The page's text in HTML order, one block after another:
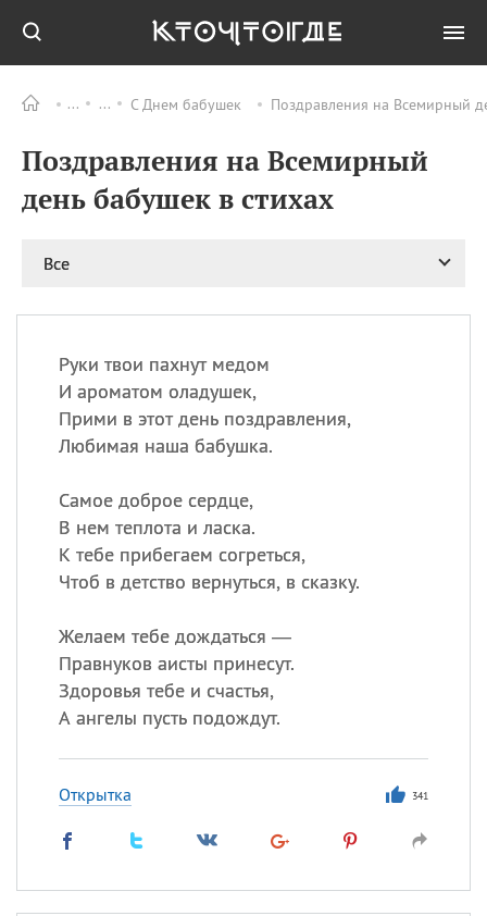
С Днем бабушек Поздравления на Всемирный
Поздравления на Всемирный
день бабушек в стихах
Все
Руки твои пахнут медом
И ароматом оладушек,
Прими в этот день поздравления,
Любимая наша бабушка.
Самое доброе сердце,
В нем теплота и ласка.
К тебе прибегаем согреться,
Чтоб в детство вернуться, в сказку.
Желаем тебе дождаться —
Правнуков аисты принесут.
Здоровья тебе и счастья,
А ангелы пусть подождут.
Открытка 341
ПРАЗДНИКИ Все
08.08 День «Счастье
случается» (Happiness
Happens Day)
великомученика
09.08
ИМЕНА
Сегодня празднуют именины
Александр
Анна
Посмотреть значениеи